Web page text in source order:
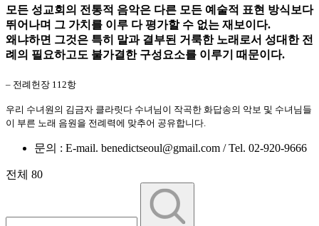
모든 성교회의 전통적 음악은 다른 모든 예술적 표현 방식보다
뛰어나며 그 가치를 이루 다 평가할 수 없는 재보이다.
왜냐하면 그것은 특히 말과 결부된 거룩한 노래로서 성대한 전
례의 필요하고도 불가결한 구성요소를 이루기 때문이다.
– 전례헌장 112항
우리 수녀원의 김금자 클라릿다 수녀님이 작곡한 화답송의 악보 및 수녀님들
이 부른 노래 음원을 전례력에 맞추어 공유합니다.
문의 : E-mail. benedictseoul@gmail.com / Tel. 02-920-9666
전체 80